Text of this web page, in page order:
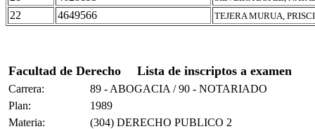
22 4649566 TEJERA MURUA,
Facultad de Derecho Lista de inscriptos a examen
Carrera:
89 - ABOGACIA / 90 - NOTARIADO
Plan:
1989
Materia:
(304) DERECHO PUBLICO 2